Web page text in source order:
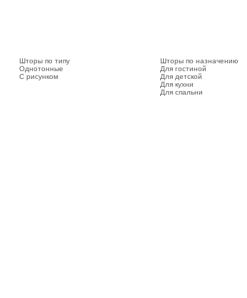
Шторы по типу
Однотонные
С рисунком
Шторы по назначению
Для гостиной
Для детской
Для кухни
Для спальни